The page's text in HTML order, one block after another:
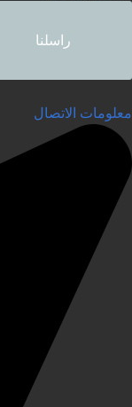
راسلنا
الاتصال